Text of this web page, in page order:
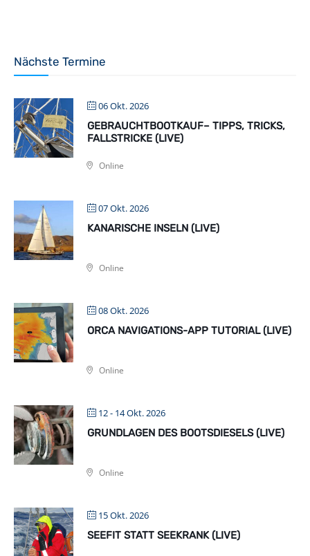
Nächste Termine
06 Okt. 2026
GEBRAUCHTBOOTKAUF– TIPPS, TRICKS,
FALLSTRICKE (LIVE)
Online
07 Okt. 2026
KANARISCHE INSELN (LIVE)
Online
08 Okt. 2026
ORCA NAVIGATIONS-APP TUTORIAL (LIVE)
Online
12 - 14 Okt. 2026
GRUNDLAGEN DES BOOTSDIESELS (LIVE)
Online
15 Okt. 2026
SEEFIT STATT SEEKRANK (LIVE)